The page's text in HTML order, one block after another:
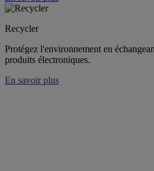
Recycler
Protégez l'environnement en
produits électroniques.
En savoir plus